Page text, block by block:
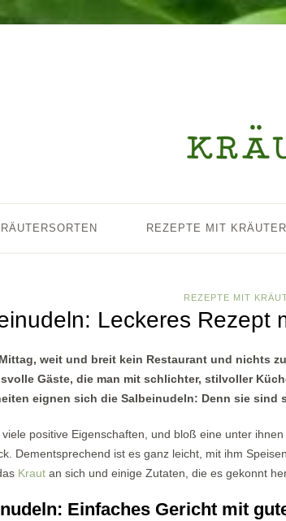
REZEPTE MIT
REZEPTE MIT
Leckeres Rezept
weit und breit kein Restaurant und nichts
Gäste, die man mit schlichter, stilvoller
eignen sich die Salbeinudeln: Denn sie sind
viele positive Eigenschaften, und bloß eine unter
Dementsprechend ist es ganz leicht, mit ihm
Kraut an sich und einige Zutaten, die es gekonnt
Einfaches Gericht mit